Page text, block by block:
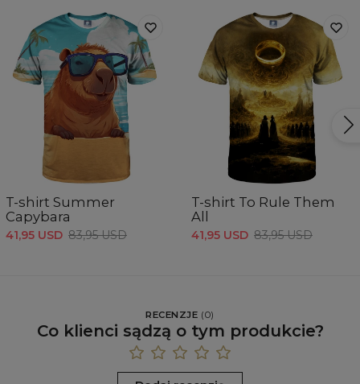
T-shirt Summer
Capybara
41,95 USD 83,95 USD
T-shirt To Rule Them
All
41,95 USD 83,95 USD
RECENZJE (0)
Co klienci sądzą o tym produkcie?